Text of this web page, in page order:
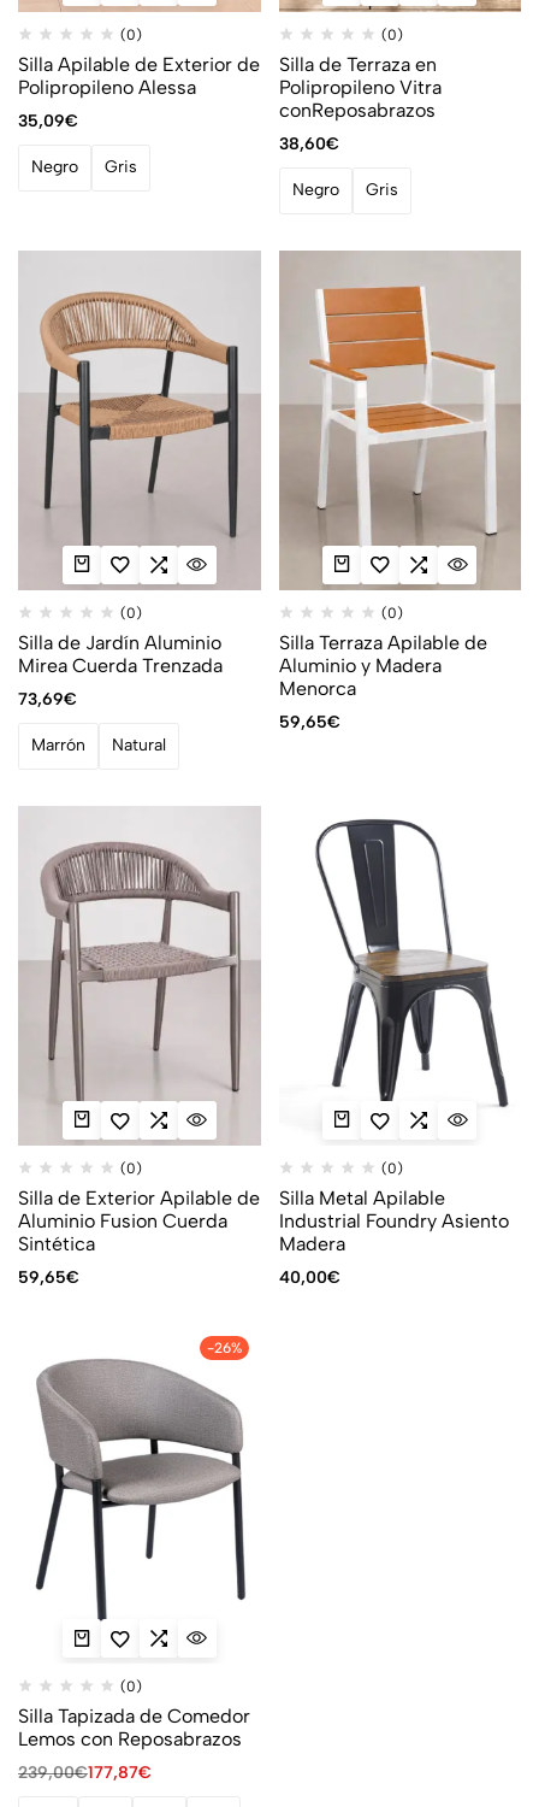
(0)
Silla Apilable de Exterior de
Polipropileno Alessa
35,09€
Negro Gris
(0)
Silla de Terraza en
Polipropileno Vitra
conReposabrazos
38,60€
Negro Gris
(0)
Silla de Jardín Aluminio
Mirea Cuerda Trenzada
73,69€
Marrón Natural
(0)
Silla Terraza Apilable de
Aluminio y Madera
Menorca
59,65€
(0)
Silla de Exterior Apilable de
Aluminio Fusion Cuerda
Sintética
59,65€
(0)
Silla Metal Apilable
Industrial Foundry Asiento
Madera
40,00€
-26%
(0)
Silla Tapizada de Comedor
Lemos con Reposabrazos
239,00€177,87€